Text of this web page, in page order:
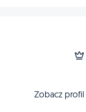
Zobacz profil